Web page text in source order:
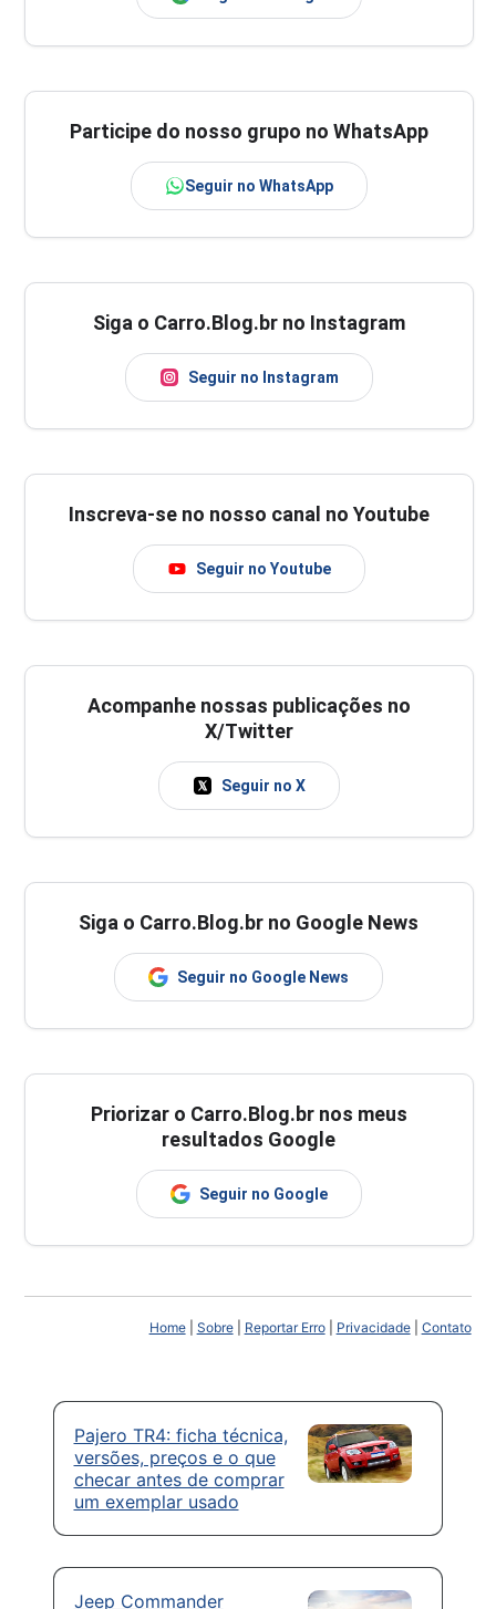
Participe do nosso grupo no WhatsApp
Seguir no WhatsApp
Siga o Carro.Blog.br no Instagram
Seguir no Instagram
Inscreva-se no nosso canal no Youtube
Seguir no Youtube
Acompanhe nossas publicações no
X/Twitter
Seguir no X
Siga o Carro.Blog.br no Google News
Seguir no Google News
Priorizar o Carro.Blog.br nos meus
resultados Google
Seguir no Google
Home| Sobre| Reportar Erro| Privacidade| Contato
Pajero TR4: ficha técnica,
versões, preços e o que
checar antes de comprar
um exemplar usado
Jeep Commander